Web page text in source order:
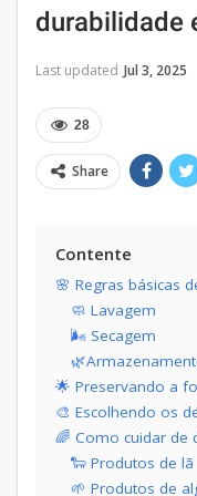
durabilidade
Last updated Jul 3, 2025
28
Share
Contente
🌸 Regras básicas
🧼 Lavagem
🌬️ Secagem
🌟 Preservando a
🎨 Escolhendo os
🌈 Como cuidar de
🐑 Produtos de lã
🌱 Produtos de